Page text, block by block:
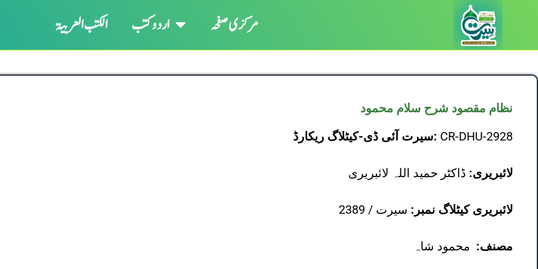
الکتب العربیۃ اردو کتب مرکزی صفحہ
نظام مقصود شرح سلام محمود
سیرت آئی ڈی-کیٹلاگ ریکارڈ: CR-DHU-2928
لائبریری: ڈاکٹر حمید اللہ لائبریری
لائبریری کیٹلاگ نمبر: سیرت / 2389
مصنف: محمود شاہ